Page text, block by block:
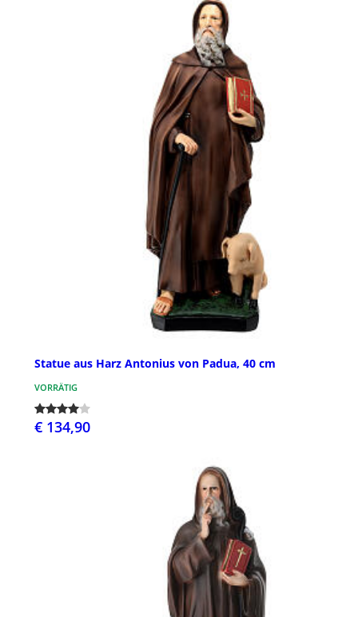
Statue aus Harz Antonius von Padua, 40 cm
VORRÄTIG
€ 134,90